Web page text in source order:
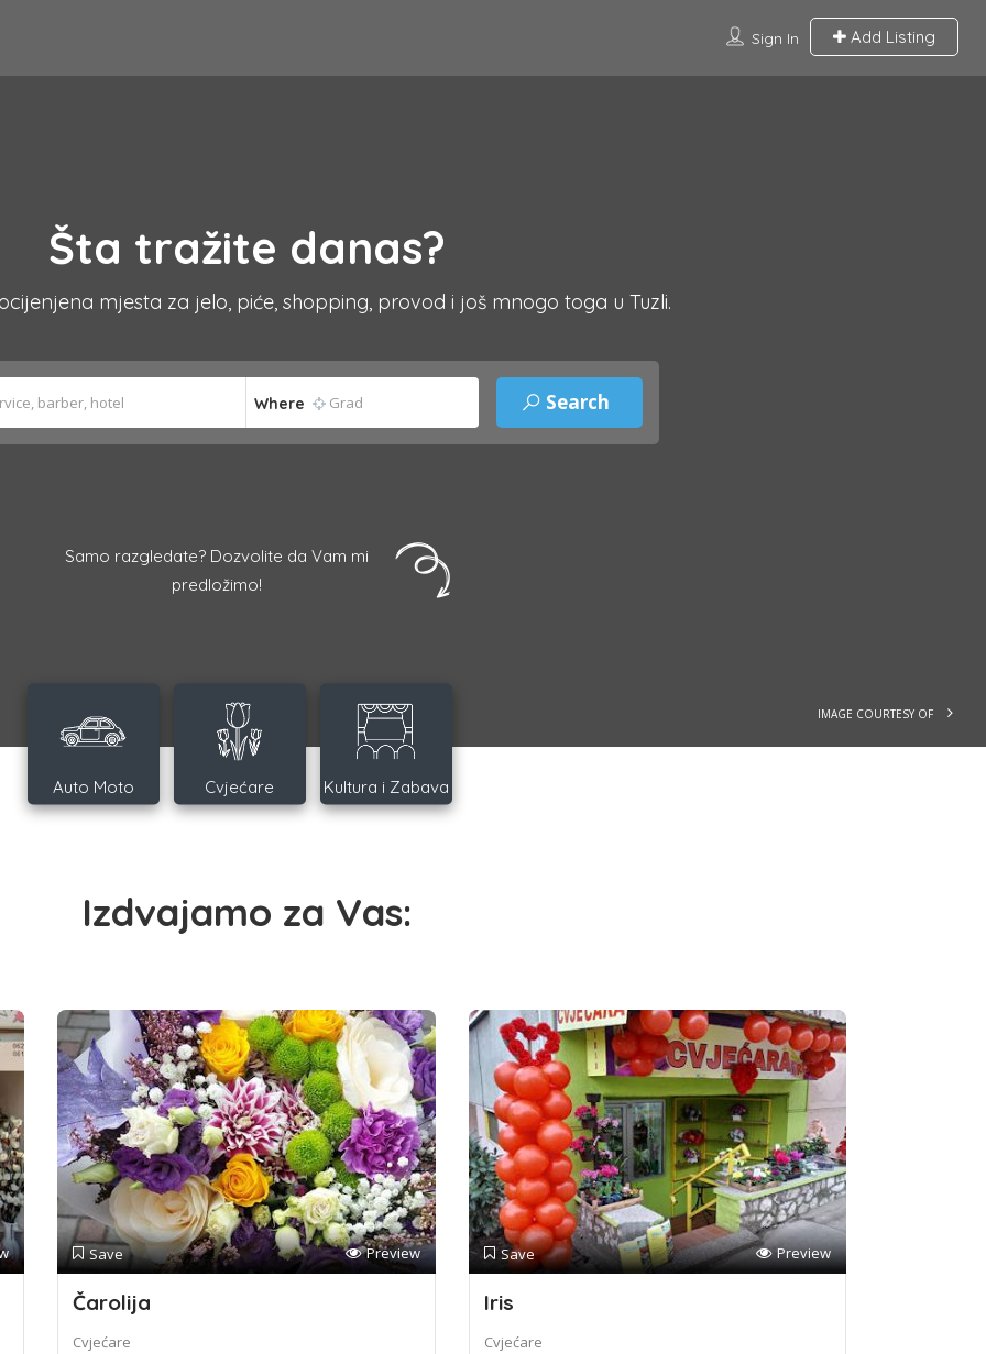
Sign In Add Listing
IMAGE COURTESY OF
Šta tražite danas?
mjesta za jelo, piće, shopping, provod i još mnogo toga u Tuzli.
Where
Samo razgledate? Dozvolite da Vam mi
predložimo!
Auto Moto Cvjećare Kultura i Zabava
Izdvajamo za Vas:
Save Preview
Čarolija
Cvjećare
Save Preview
Iris
Cvjećare